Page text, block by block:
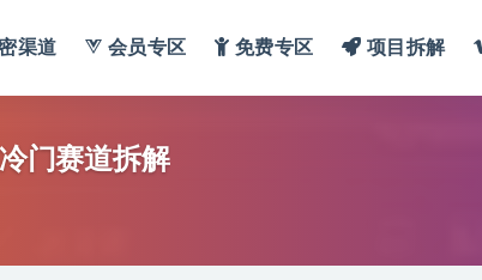
渠道 会员专区 免费专区 项目拆解
门赛道拆解